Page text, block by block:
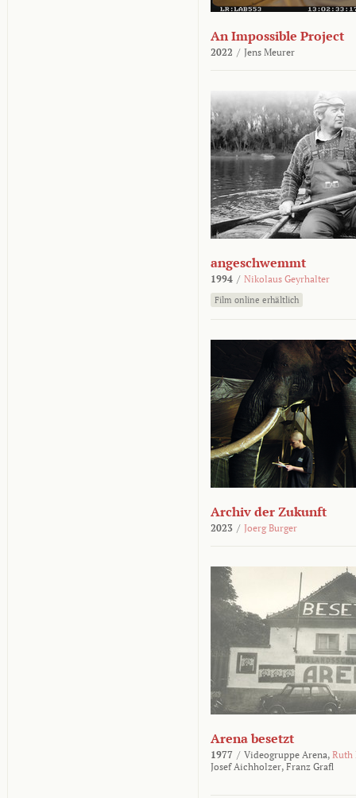
An Impossible Project
2022 / Jens Meurer
angeschwemmt
1994 / Nikolaus Geyrhalter
Film online erhältlich
Archiv der Zukunft
2023 / Joerg Burger
Arena besetzt
1977 / Videogruppe Arena, Ruth
Josef Aichholzer, Franz Grafl